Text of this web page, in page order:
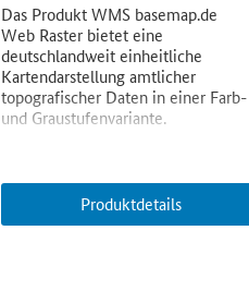
Das Produkt WMS basemap.de
Web Raster bietet eine
deutschlandweit einheitliche
Kartendarstellung amtlicher
topografischer Daten in einer Farb-
und Graustufenvariante.
Produktdetails